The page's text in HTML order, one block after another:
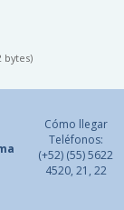
bytes)
Cómo llegar
Teléfonos:
(+52) (55) 5622
4520, 21, 22